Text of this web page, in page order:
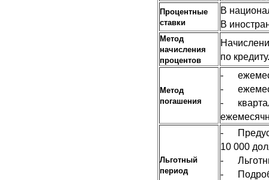
Процентные
ставки
В
В
Метод
начисления
процентов
по
Метод
погашения
-
-
-
Льготный
период
-
10 000
-
-